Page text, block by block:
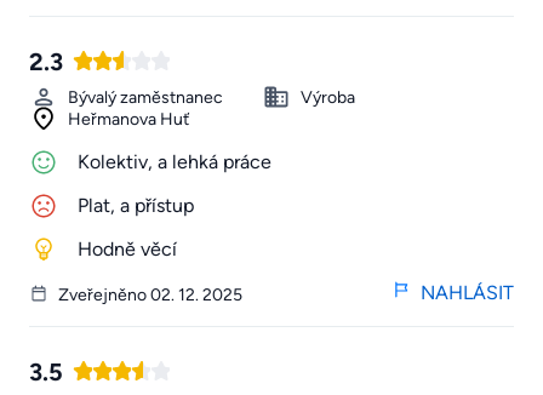
2.3
Bývalý zaměstnanec
Výroba
Heřmanova Huť
Kolektiv, a lehká práce
Plat, a přístup
Hodně věcí
Zveřejněno 02. 12. 2025 NAHLÁSIT
3.5